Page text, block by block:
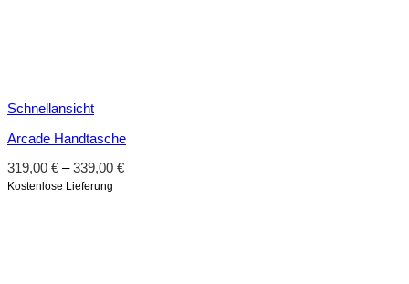
Schnellansicht
Arcade Handtasche
319,00 € –339,00 €
Kostenlose Lieferung